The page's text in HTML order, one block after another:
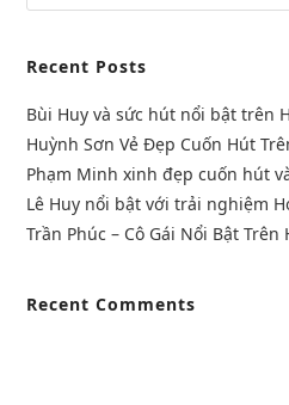
Recent Posts
Bùi Huy và sức hút nổi bật trên
Huỳnh Sơn Vẻ Đẹp Cuốn Hút
Phạm Minh xinh đẹp cuốn hút
Lê Huy nổi bật với trải nghiệm
Trần Phúc – Cô Gái Nổi Bật Trên
Recent Comments